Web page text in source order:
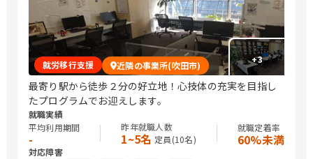
+3
就労移行支援 近隣の事業所(吹田市)
最寄り駅から徒歩２分の好立地！心技体の充実を目指し
たプログラムでお迎えします。
就職実績
平均利用期間
-
昨年就職人数
1~5名 定員(10名)
就職定着率
60%未満
対応障害